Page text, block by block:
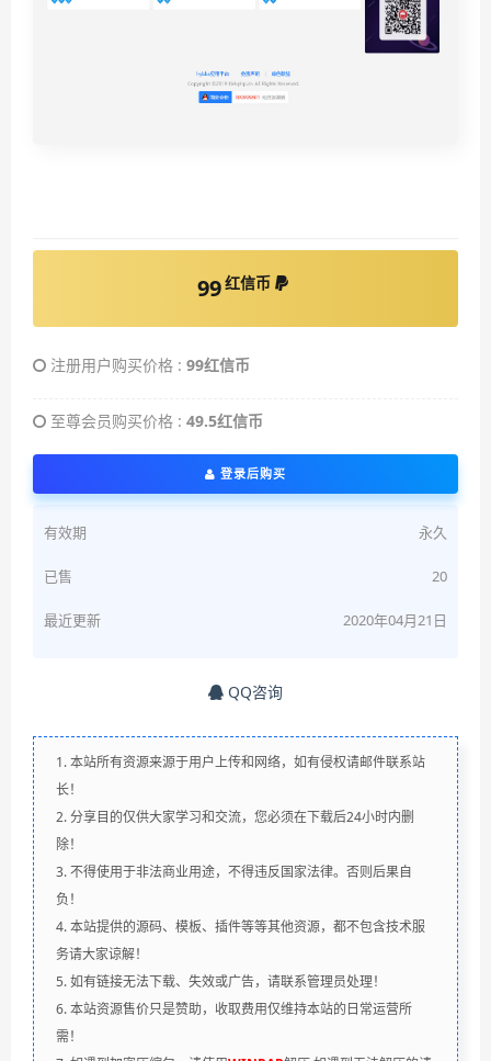
99红信币
注册用户购买价格 : 99红信币
至尊会员购买价格 : 49.5红信币
登录后购买
有效期 永久
已售 20
最近更新 2020年04月21日
QQ咨询
1. 本站所有资源来源于用户上传和网络，如有侵权请邮件联系站
长！
2. 分享目的仅供大家学习和交流，您必须在下载后24小时内删
除！
3. 不得使用于非法商业用途，不得违反国家法律。否则后果自
负！
4. 本站提供的源码、模板、插件等等其他资源，都不包含技术服
务请大家谅解！
5. 如有链接无法下载、失效或广告，请联系管理员处理！
6. 本站资源售价只是赞助，收取费用仅维持本站的日常运营所
需！